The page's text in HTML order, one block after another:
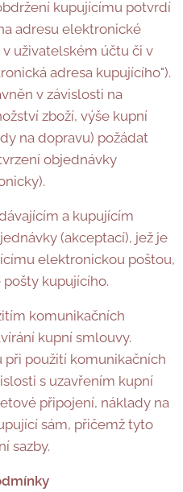
kupujícímu potvrdí
adresu elektronické
uživatelském účtu či v
adresa kupujícího").
v závislosti na
zboží, výše kupní
na dopravu) požádat
objednávky
a kupujícím
(akceptací), jež je
elektronickou poštou,
kupujícího.
komunikačních
kupní smlouvy.
použití komunikačních
s uzavřením kupní
připojení, náklady na
sám, přičemž tyto
sazby.